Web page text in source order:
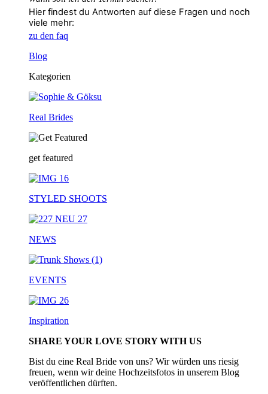
Hier findest du Antworten auf diese Fragen und noch
viele mehr:
zu den faq
Blog
Kategorien
Real Brides
get featured
STYLED SHOOTS
NEWS
EVENTS
Inspiration
SHARE YOUR LOVE STORY WITH US
Bist du eine Real Bride von uns? Wir würden uns riesig
freuen, wenn wir deine Hochzeitsfotos in unserem Blog
veröffentlichen dürften.